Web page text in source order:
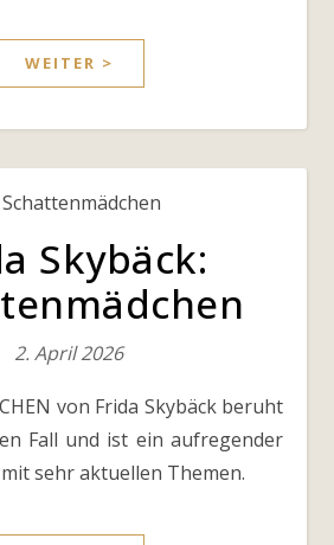
WEITER >
Skybäck:
2. April 2026
Fall und ist ein aufregender
sehr aktuellen Themen.